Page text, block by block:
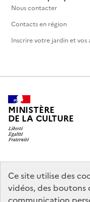
Ce site utilise des
vidéos, des boutons
Nous contacter
Contacts en région
Inscrire votre jardin et vos
MINISTÈRE
DE LA CULTURE
legifrance.gouv.fr
service-public.gouv.fr